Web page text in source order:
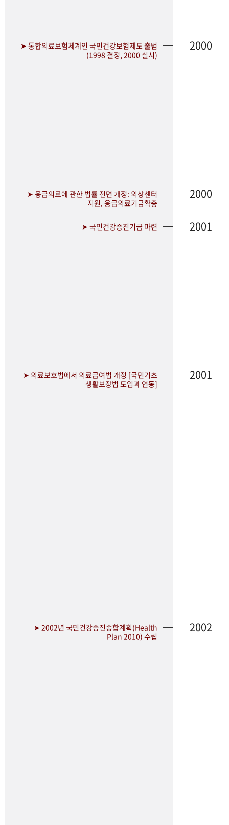
➤ 통합의료보험체계인 국민건강보험제도 출범
(1998 결정, 2000 실시)
2000
➤ 응급의료에 관한 법률 전면 개정: 외상센터
지원. 응급의료기금확충
2000
➤ 국민건강증진기금 마련 2001
➤ 의료보호법에서 의료급여법 개정 [국민기초
생활보장법 도입과 연동]
2001
➤ 2002년 국민건강증진종합계획(Health
Plan 2010) 수립
2002